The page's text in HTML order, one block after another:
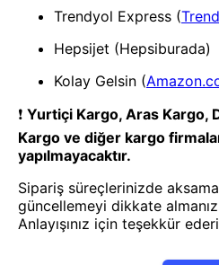
Mey İthalat® FISTIK KABUKLU